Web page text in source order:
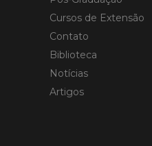
Cursos de Extensão
Contato
Biblioteca
Notícias
Artigos